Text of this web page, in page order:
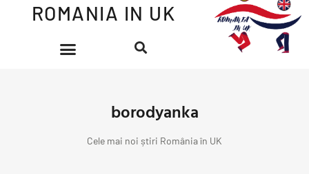
ROMANIA IN UK
borodyanka
Cele mai noi știri România în UK